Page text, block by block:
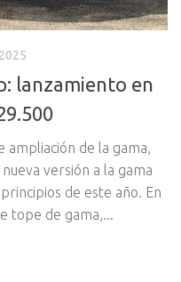
lanzamiento en
ampliación de la gama,
versión a la gama
de este año. En
tope de gama,...